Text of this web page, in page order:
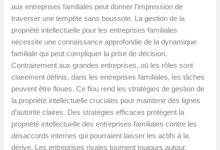
aux entreprises familiales peut donner l’impression de
traverser une tempête sans boussole. La gestion de la
propriété intellectuelle pour les entreprises familiales
nécessite une connaissance approfondie de la dynamique
familiale qui peut compliquer la prise de décision.
Contrairement aux grandes entreprises, où les rôles sont
clairement définis, dans les entreprises familiales, les tâches
peuvent être floues. Ce flou rend les stratégies de gestion de
la propriété intellectuelle cruciales pour maintenir des lignes
d’autorité claires. Des stratégies efficaces protègent la
propriété intellectuelle des entreprises familiales contre les
désaccords internes qui pourraient laisser les actifs à la
dérive. Les entreprises rivales tournent toujours autour,